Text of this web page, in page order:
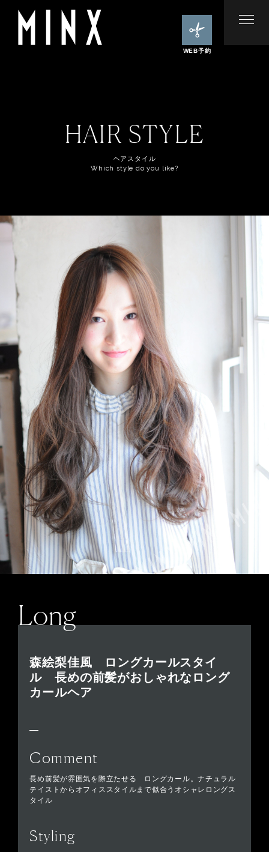
WEB予約
HAIR STYLE
ヘアスタイル
Which style do you like?
Long
森絵梨佳風 ロングカールスタイ
ル 長めの前髪がおしゃれなロング
カールヘア
Comment
長め前髪が雰囲気を際立たせる ロングカール。ナチュラル
テイストからオフィススタイルまで似合うオシャレロングス
タイル
Styling